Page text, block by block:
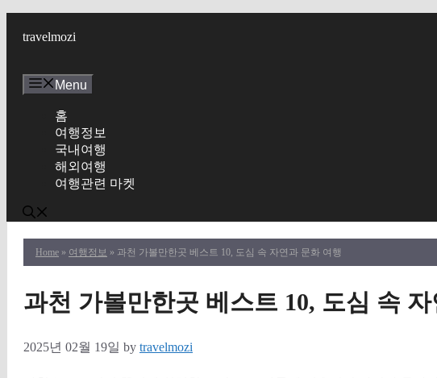
travelmozi
Menu
홈
여행정보
국내여행
해외여행
여행관련 마켓
Home » 여행정보 » 과천 가볼만한곳 베스트 10, 도심 속 자연과 문화 여행
과천 가볼만한곳 베스트 10, 도심 속
2025년 02월 19일 by travelmozi